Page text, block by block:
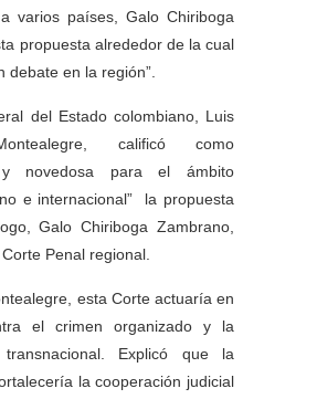
varios países, Galo Chiriboga
propuesta alrededor de la cual
debate en la región”.
del Estado colombiano, Luis
calificó como
y novedosa para el ámbito
e internacional” la propuesta
Galo Chiriboga Zambrano,
Penal regional.
esta Corte actuaría en
el crimen organizado y la
transnacional. Explicó que la
la cooperación judicial